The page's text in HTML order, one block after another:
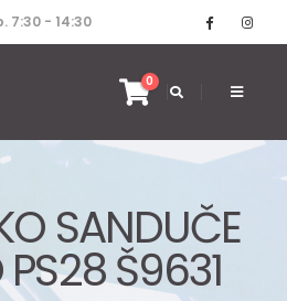
7:30 - 14:30
0
SANDUČE
Š9631